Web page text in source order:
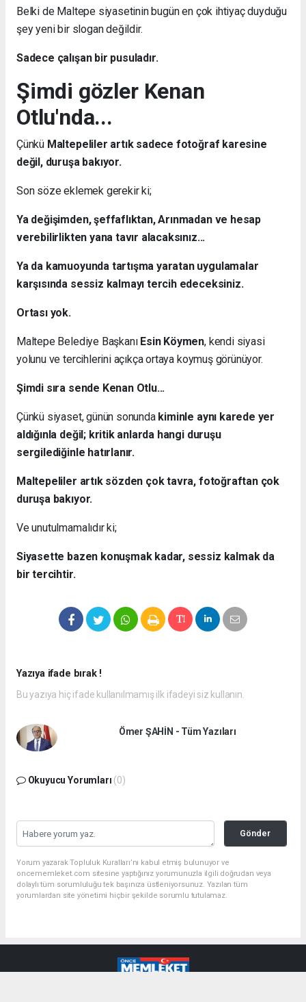
Belki de Maltepe siyasetinin bugün en çok ihtiyaç duyduğu
şey yeni bir slogan değildir.
Sadece çalışan bir pusuladır.
Şimdi gözler Kenan
Otlu'nda...
Çünkü Maltepeliler artık sadece fotoğraf karesine
değil, duruşa bakıyor.
Son söze eklemek gerekir ki;
Ya değişimden, şeffaflıktan, Arınmadan ve hesap
verebilirlikten yana tavır alacaksınız...
Ya da kamuoyunda tartışma yaratan uygulamalar
karşısında sessiz kalmayı tercih edeceksiniz.
Ortası yok.
Maltepe Belediye Başkanı Esin Köymen, kendi siyasi
yolunu ve tercihlerini açıkça ortaya koymuş görünüyor.
Şimdi sıra sende Kenan Otlu...
Çünkü siyaset, günün sonunda kiminle aynı karede yer
aldığınla değil; kritik anlarda hangi duruşu
sergilediğinle hatırlanır.
Maltepeliler artık sözden çok tavra, fotoğraftan çok
duruşa bakıyor.
Ve unutulmamalıdır ki;
Siyasette bazen konuşmak kadar, sessiz kalmak da
bir tercihtir.
Yazıya ifade bırak !
Bu yazıya hiç ifade kullanılmamış ilk ifadeyi siz kullanın.
Ömer ŞAHİN - Tüm Yazıları
Okuyucu Yorumları (0)
Gönder
Yorum yazarak Topluluk Kuralları’nı kabul etmiş bulunuyor ve
oncememleket.com sitesine yaptığınız yorumunuzla ilgili doğrudan veya
dolaylı tüm sorumluluğu tek başınıza üstleniyorsunuz. Yazılan tüm
yorumlardan site yönetimi hiçbir şekilde sorumlu tutulamaz.